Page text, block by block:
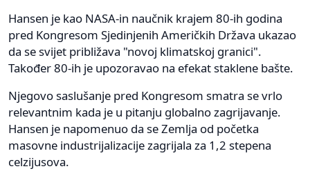
Hansen je kao NASA-in naučnik krajem 80-ih godina
pred Kongresom Sjedinjenih Američkih Država ukazao
da se svijet približava "novoj klimatskoj granici".
Također 80-ih je upozoravao na efekat staklene bašte.
Njegovo saslušanje pred Kongresom smatra se vrlo
relevantnim kada je u pitanju globalno zagrijavanje.
Hansen je napomenuo da se Zemlja od početka
masovne industrijalizacije zagrijala za 1,2 stepena
celzijusova.